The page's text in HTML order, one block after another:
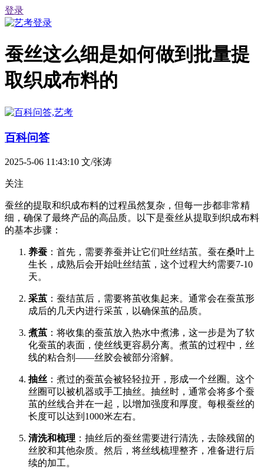
登录
蚕丝这么细是如何做到批量提
取织成布料的
百科问答
2025-5-06 11:43:10 文/张涛
关注
蚕丝的提取和织成布料的过程虽然复杂，但每一步都非常精
细，确保了最终产品的高品质。以下是蚕丝从提取到织成布料
的基本步骤：
养蚕 ：首先，需要养蚕并让它们吐丝结茧。蚕在桑叶上
生长，成熟后会开始吐丝结茧，这个过程大约需要7-10
天。
采茧 ：蚕结茧后，需要将茧收集起来。通常会在蚕茧形
成后的几天内进行采茧，以确保茧的品质。
煮茧 ：将收集的蚕茧放入热水中煮沸，这一步是为了软
化蚕茧的表面，使丝线更容易分离。煮茧的过程中，丝
线的粘合剂——丝胶会被部分溶解。
抽丝 ：煮过的蚕茧会被轻轻拉开，形成一个丝圈。这个
丝圈可以被机器或手工抽丝。抽丝时，通常会将多个蚕
茧的丝线合并在一起，以增加强度和厚度。每根蚕丝的
长度可以达到1000米左右。
清洗和梳理 ：抽丝后的蚕丝需要进行清洗，去除残留的
丝胶和其他杂质。然后，将丝线梳理整齐，准备进行后
续的加工。